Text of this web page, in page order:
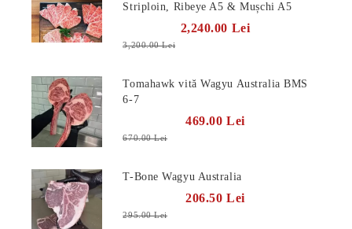
Striploin, Ribeye A5 & Mușchi A5
2,240.00 Lei
3,200.00 Lei
Tomahawk vită Wagyu Australia BMS
6-7
469.00 Lei
670.00 Lei
T-Bone Wagyu Australia
206.50 Lei
295.00 Lei